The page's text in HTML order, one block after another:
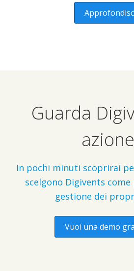
Guarda
In pochi minuti scoprirai
scelgono Digivents
gestione dei
Vuoi una demo